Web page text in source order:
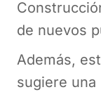
de nuevos
Además,
sugiere una